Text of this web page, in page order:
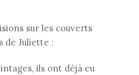
sur les couverts
de Juliette :
ils ont déjà eu